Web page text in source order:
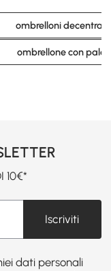
ombrelloni
ombrellone con palo
10€*
Iscriviti
dati personali